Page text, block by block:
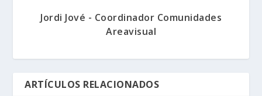
Jordi Jové - Coordinador Comunidades
Areavisual
ARTÍCULOS RELACIONADOS